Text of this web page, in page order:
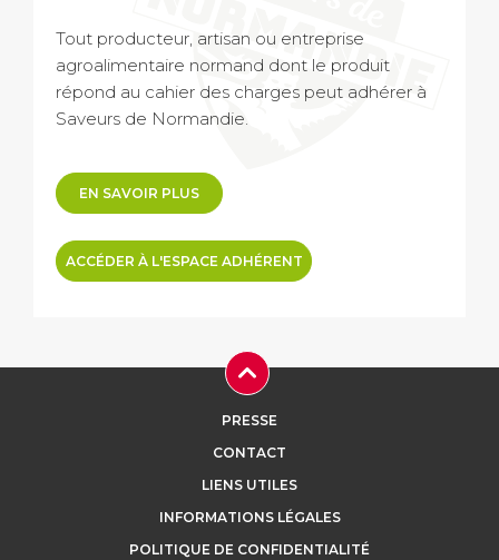
Tout producteur, artisan ou entreprise
agroalimentaire normand dont le produit
répond au cahier des charges peut adhérer à
Saveurs de Normandie.
EN SAVOIR PLUS
ACCÉDER À L'ESPACE ADHÉRENT
PRESSE
CONTACT
LIENS UTILES
INFORMATIONS LÉGALES
POLITIQUE DE CONFIDENTIALITÉ